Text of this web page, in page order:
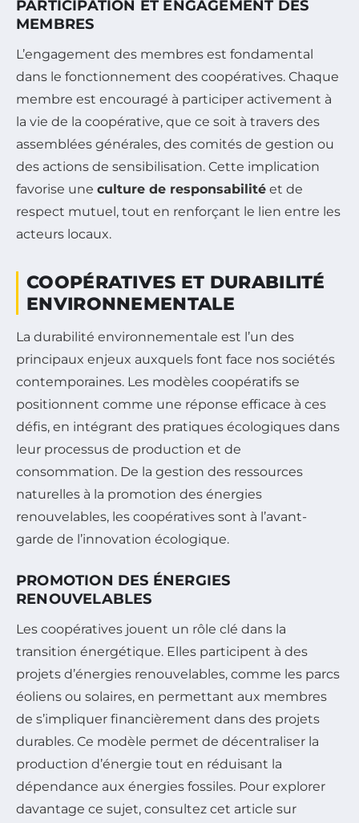
PARTICIPATION ET ENGAGEMENT DES
MEMBRES
L’engagement des membres est fondamental
dans le fonctionnement des coopératives. Chaque
membre est encouragé à participer activement à
la vie de la coopérative, que ce soit à travers des
assemblées générales, des comités de gestion ou
des actions de sensibilisation. Cette implication
favorise une culture de responsabilité et de
respect mutuel, tout en renforçant le lien entre les
acteurs locaux.
COOPÉRATIVES ET DURABILITÉ
ENVIRONNEMENTALE
La durabilité environnementale est l’un des
principaux enjeux auxquels font face nos sociétés
contemporaines. Les modèles coopératifs se
positionnent comme une réponse efficace à ces
défis, en intégrant des pratiques écologiques dans
leur processus de production et de
consommation. De la gestion des ressources
naturelles à la promotion des énergies
renouvelables, les coopératives sont à l’avant-
garde de l’innovation écologique.
PROMOTION DES ÉNERGIES
RENOUVELABLES
Les coopératives jouent un rôle clé dans la
transition énergétique. Elles participent à des
projets d’énergies renouvelables, comme les parcs
éoliens ou solaires, en permettant aux membres
de s’impliquer financièrement dans des projets
durables. Ce modèle permet de décentraliser la
production d’énergie tout en réduisant la
dépendance aux énergies fossiles. Pour explorer
davantage ce sujet, consultez cet article sur